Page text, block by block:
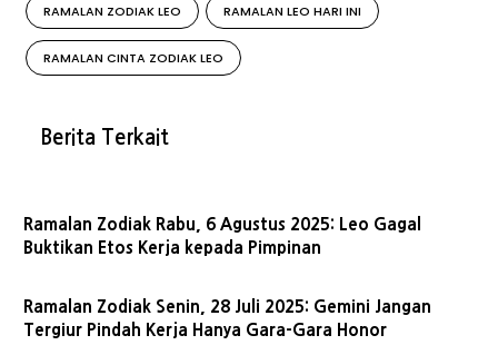
RAMALAN ZODIAK LEO RAMALAN LEO HARI INI
RAMALAN CINTA ZODIAK LEO
Berita Terkait
Ramalan Zodiak Rabu, 6 Agustus 2025: Leo Gagal
Buktikan Etos Kerja kepada Pimpinan
Ramalan Zodiak Senin, 28 Juli 2025: Gemini Jangan
Tergiur Pindah Kerja Hanya Gara-Gara Honor